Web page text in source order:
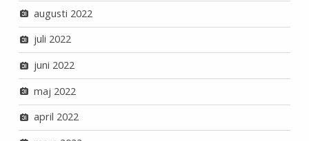
augusti 2022
juli 2022
juni 2022
maj 2022
april 2022